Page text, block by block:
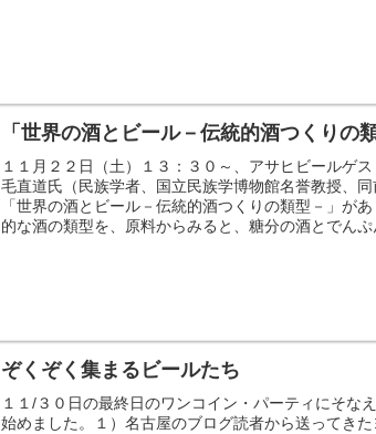
「世界の酒とビール－伝統的酒つくりの
１１月２２日（土）１３：３０～、アサヒビールゲ
毛直道氏（民族学者、国立民族学博物館名誉教授、
「世界の酒とビール－伝統的酒つくりの類型－」が
的な酒の類型を、原料からみると、糖分の酒とでんぷ
ぞくぞく集まるビールたち
１１/３０日の最終日のワンコイン・パーティにそな
始めました。１）名古屋のブログ読者から送ってき